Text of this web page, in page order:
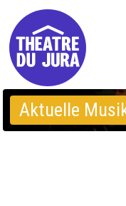
Aktuelle